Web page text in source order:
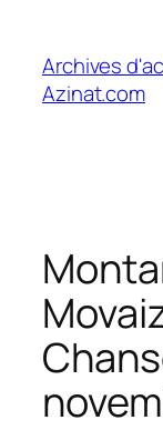
contenu
Archives
Azinat.com